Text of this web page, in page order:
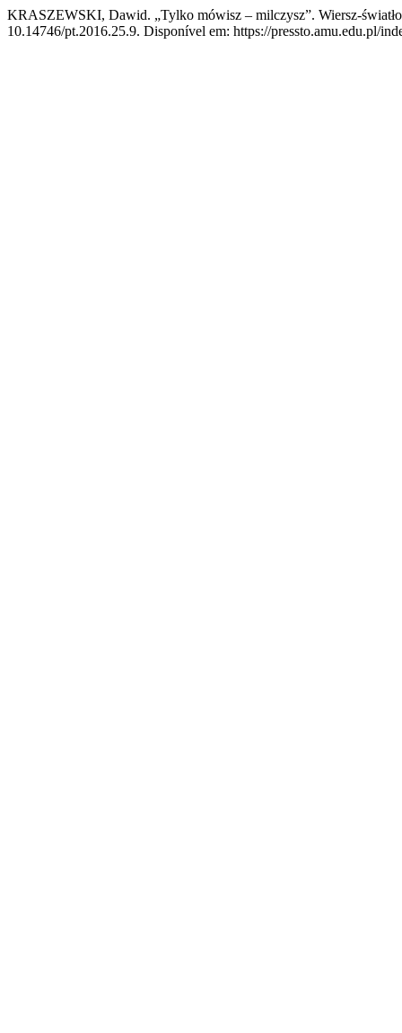
KRASZEWSKI, Dawid. „Tylko mówisz – milczysz”. Wiersz-
10.14746/pt.2016.25.9. Disponível em: https://pressto.amu.edu.pl/